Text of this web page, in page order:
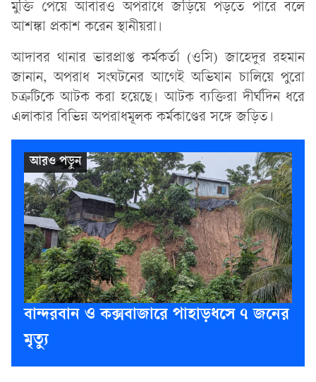
মুক্তি পেয়ে আবারও অপরাধে জড়িয়ে পড়তে পারে বলে
আশঙ্কা প্রকাশ করেন স্থানীয়রা।
আদাবর থানার ভারপ্রাপ্ত কর্মকর্তা (ওসি) জাহেদুর রহমান
জানান, অপরাধ সংঘটনের আগেই অভিযান চালিয়ে পুরো
চক্রটিকে আটক করা হয়েছে। আটক ব্যক্তিরা দীর্ঘদিন ধরে
এলাকার বিভিন্ন অপরাধমূলক কর্মকাণ্ডের সঙ্গে জড়িত।
বান্দরবান ও কক্সবাজারে পাহাড়ধসে ৭ জনের
মৃত্যু